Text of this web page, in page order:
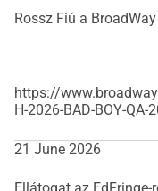
Rossz Fiú a
https://
H-2026-BAD-BOY-QA-
21 June 2026